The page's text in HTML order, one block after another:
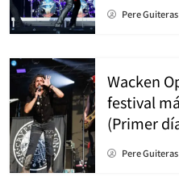
Pere Guiteras
Wacken
festival
(Primer
Pere Guiteras